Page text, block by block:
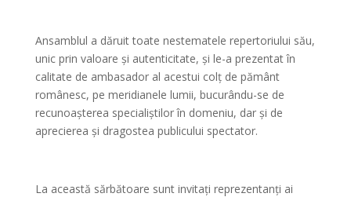
Ansamblul a dăruit toate nestematele repertoriului său,
unic prin valoare și autenticitate, și le-a prezentat în
calitate de ambasador al acestui colț de pământ
românesc, pe meridianele lumii, bucurându-se de
recunoașterea specialiștilor în domeniu, dar și de
aprecierea și dragostea publicului spectator.
La această sărbătoare sunt invitați reprezentanți ai